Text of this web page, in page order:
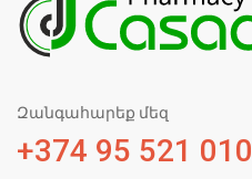
Զանգահարեք մեզ
+374 95 521 010